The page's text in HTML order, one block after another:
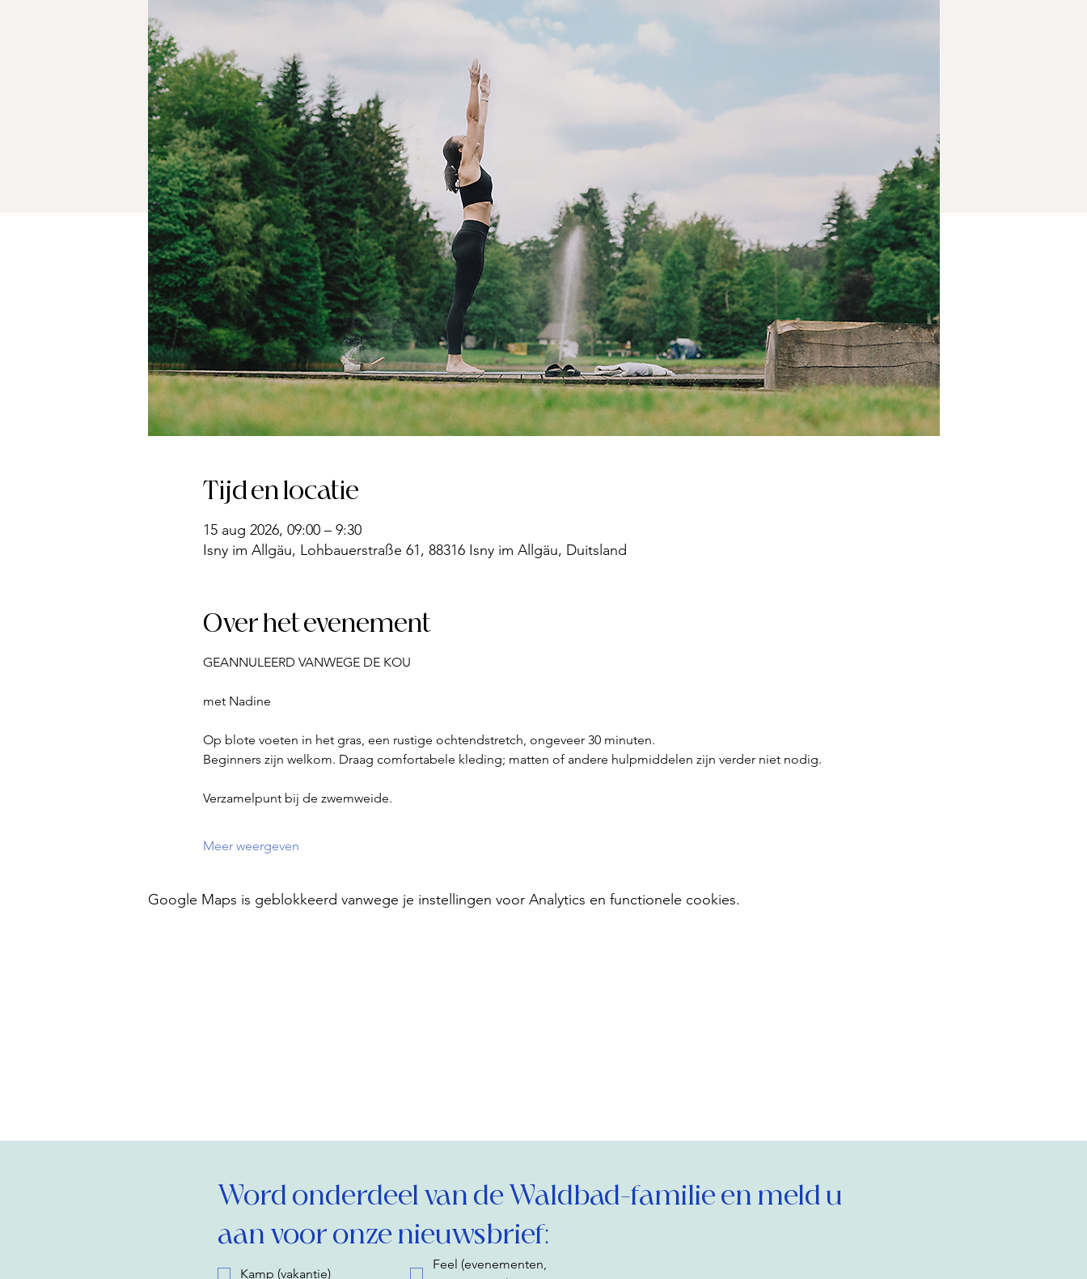
Tijd en locatie
15 aug 2026, 09:00 – 9:30
Isny im Allgäu, Lohbauerstraße 61, 88316 Isny im Allgäu, Duitsland
Over het evenement
GEANNULEERD VANWEGE DE KOU
met Nadine
Op blote voeten in het gras, een rustige ochtendstretch, ongeveer 30 minuten.
Beginners zijn welkom. Draag comfortabele kleding; matten of andere hulpmiddelen zijn verder niet nodig.
Verzamelpunt bij de zwemweide.
Meer weergeven
Google Maps is geblokkeerd vanwege je instellingen voor Analytics en functionele cookies.
Word onderdeel van de Waldbad-familie en meld u
aan voor onze nieuwsbrief:
Kamp (vakantie)
Feel (evenementen,